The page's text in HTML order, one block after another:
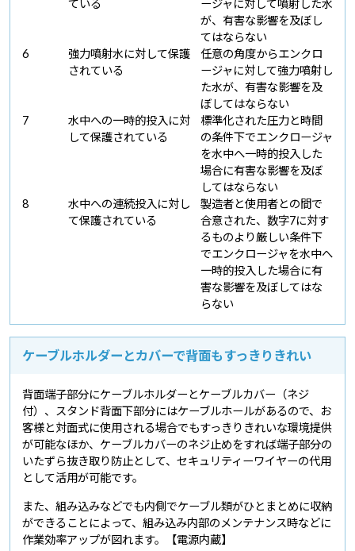
ている
ージャに対して噴射した水
が、有害な影響を及ぼし
てはならない
6
強力噴射水に対して保護
されている
任意の角度からエンクロ
ージャに対して強力噴射し
た水が、有害な影響を及
ぼしてはならない
7
水中への一時的投入に対
して保護されている
標準化された圧力と時間
の条件下でエンクロージャ
を水中へ一時的投入した
場合に有害な影響を及ぼ
してはならない
8
水中への連続投入に対し
て保護されている
製造者と使用者との間で
合意された、数字7に対す
るものより厳しい条件下
でエンクロージャを水中へ
一時的投入した場合に有
害な影響を及ぼしてはな
らない
ケーブルホルダーとカバーで背面もすっきりきれい
背面端子部分にケーブルホルダーとケーブルカバー（ネジ
付）、スタンド背面下部分にはケーブルホールがあるので、お
客様と対面式に使用される場合でもすっきりきれいな環境提供
が可能なほか、ケーブルカバーのネジ止めをすれば端子部分の
いたずら抜き取り防止として、セキュリティーワイヤーの代用
として活用が可能です。
また、組み込みなどでも内側でケーブル類がひとまとめに収納
ができることによって、組み込み内部のメンテナンス時などに
作業効率アップが図れます。【電源内蔵】